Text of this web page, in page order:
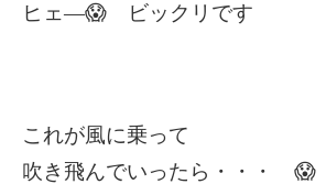
ヒェ―😱 ビックリです
これが風に乗って
吹き飛んでいったら・・・ 😱